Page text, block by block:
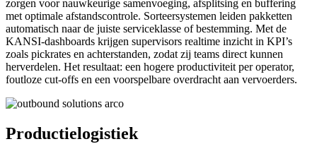
zorgen voor nauwkeurige samenvoeging, afsplitsing en buffering
met optimale afstandscontrole. Sorteersystemen leiden pakketten
automatisch naar de juiste serviceklasse of bestemming. Met de
KANSI-dashboards krijgen supervisors realtime inzicht in KPI’s
zoals pickrates en achterstanden, zodat zij teams direct kunnen
herverdelen. Het resultaat: een hogere productiviteit per operator,
foutloze cut-offs en een voorspelbare overdracht aan vervoerders.
Productielogistiek